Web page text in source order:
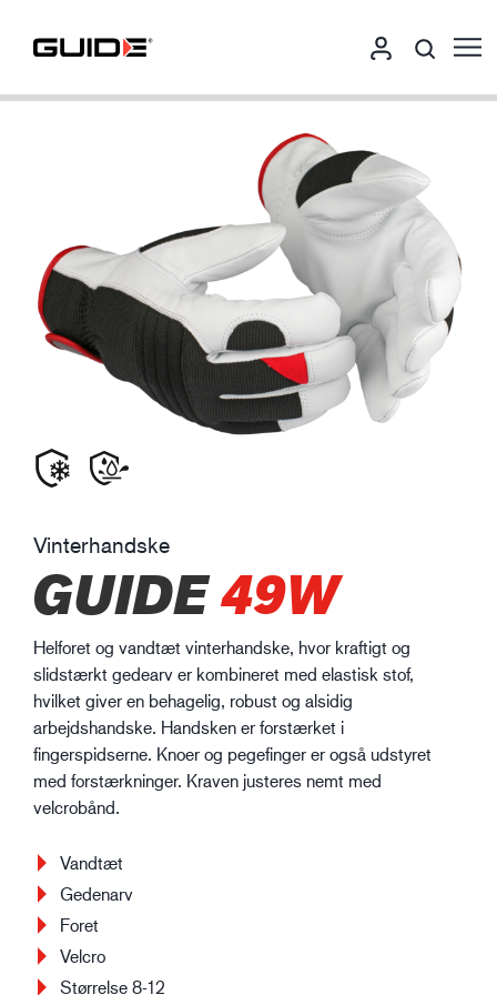
Vinterhandske
GUIDE49W
Helforet og vandtæt vinterhandske, hvor kraftigt og
slidstærkt gedearv er kombineret med elastisk stof,
hvilket giver en behagelig, robust og alsidig
arbejdshandske. Handsken er forstærket i
fingerspidserne. Knoer og pegefinger er også udstyret
med forstærkninger. Kraven justeres nemt med
velcrobånd.
Vandtæt
Gedenarv
Foret
Velcro
Størrelse 8-12